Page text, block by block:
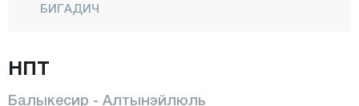
БИГАДИЧ
ДУРСУНБЕЙ
НПТ
Балыкесир - Алтынэйлюль